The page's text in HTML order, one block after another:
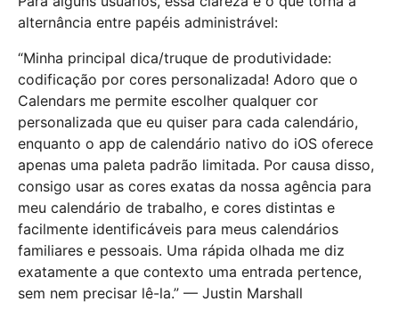
alternância entre papéis administrável:
“Minha principal dica/truque de produtividade:
codificação por cores personalizada! Adoro que o
Calendars me permite escolher qualquer cor
personalizada que eu quiser para cada calendário,
enquanto o app de calendário nativo do iOS oferece
apenas uma paleta padrão limitada. Por causa disso,
consigo usar as cores exatas da nossa agência para
meu calendário de trabalho, e cores distintas e
facilmente identificáveis para meus calendários
familiares e pessoais. Uma rápida olhada me diz
exatamente a que contexto uma entrada pertence,
sem nem precisar lê-la.” — Justin Marshall